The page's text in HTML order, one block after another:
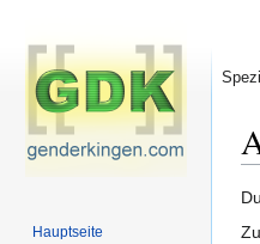
Zur
Zur
Hauptseite